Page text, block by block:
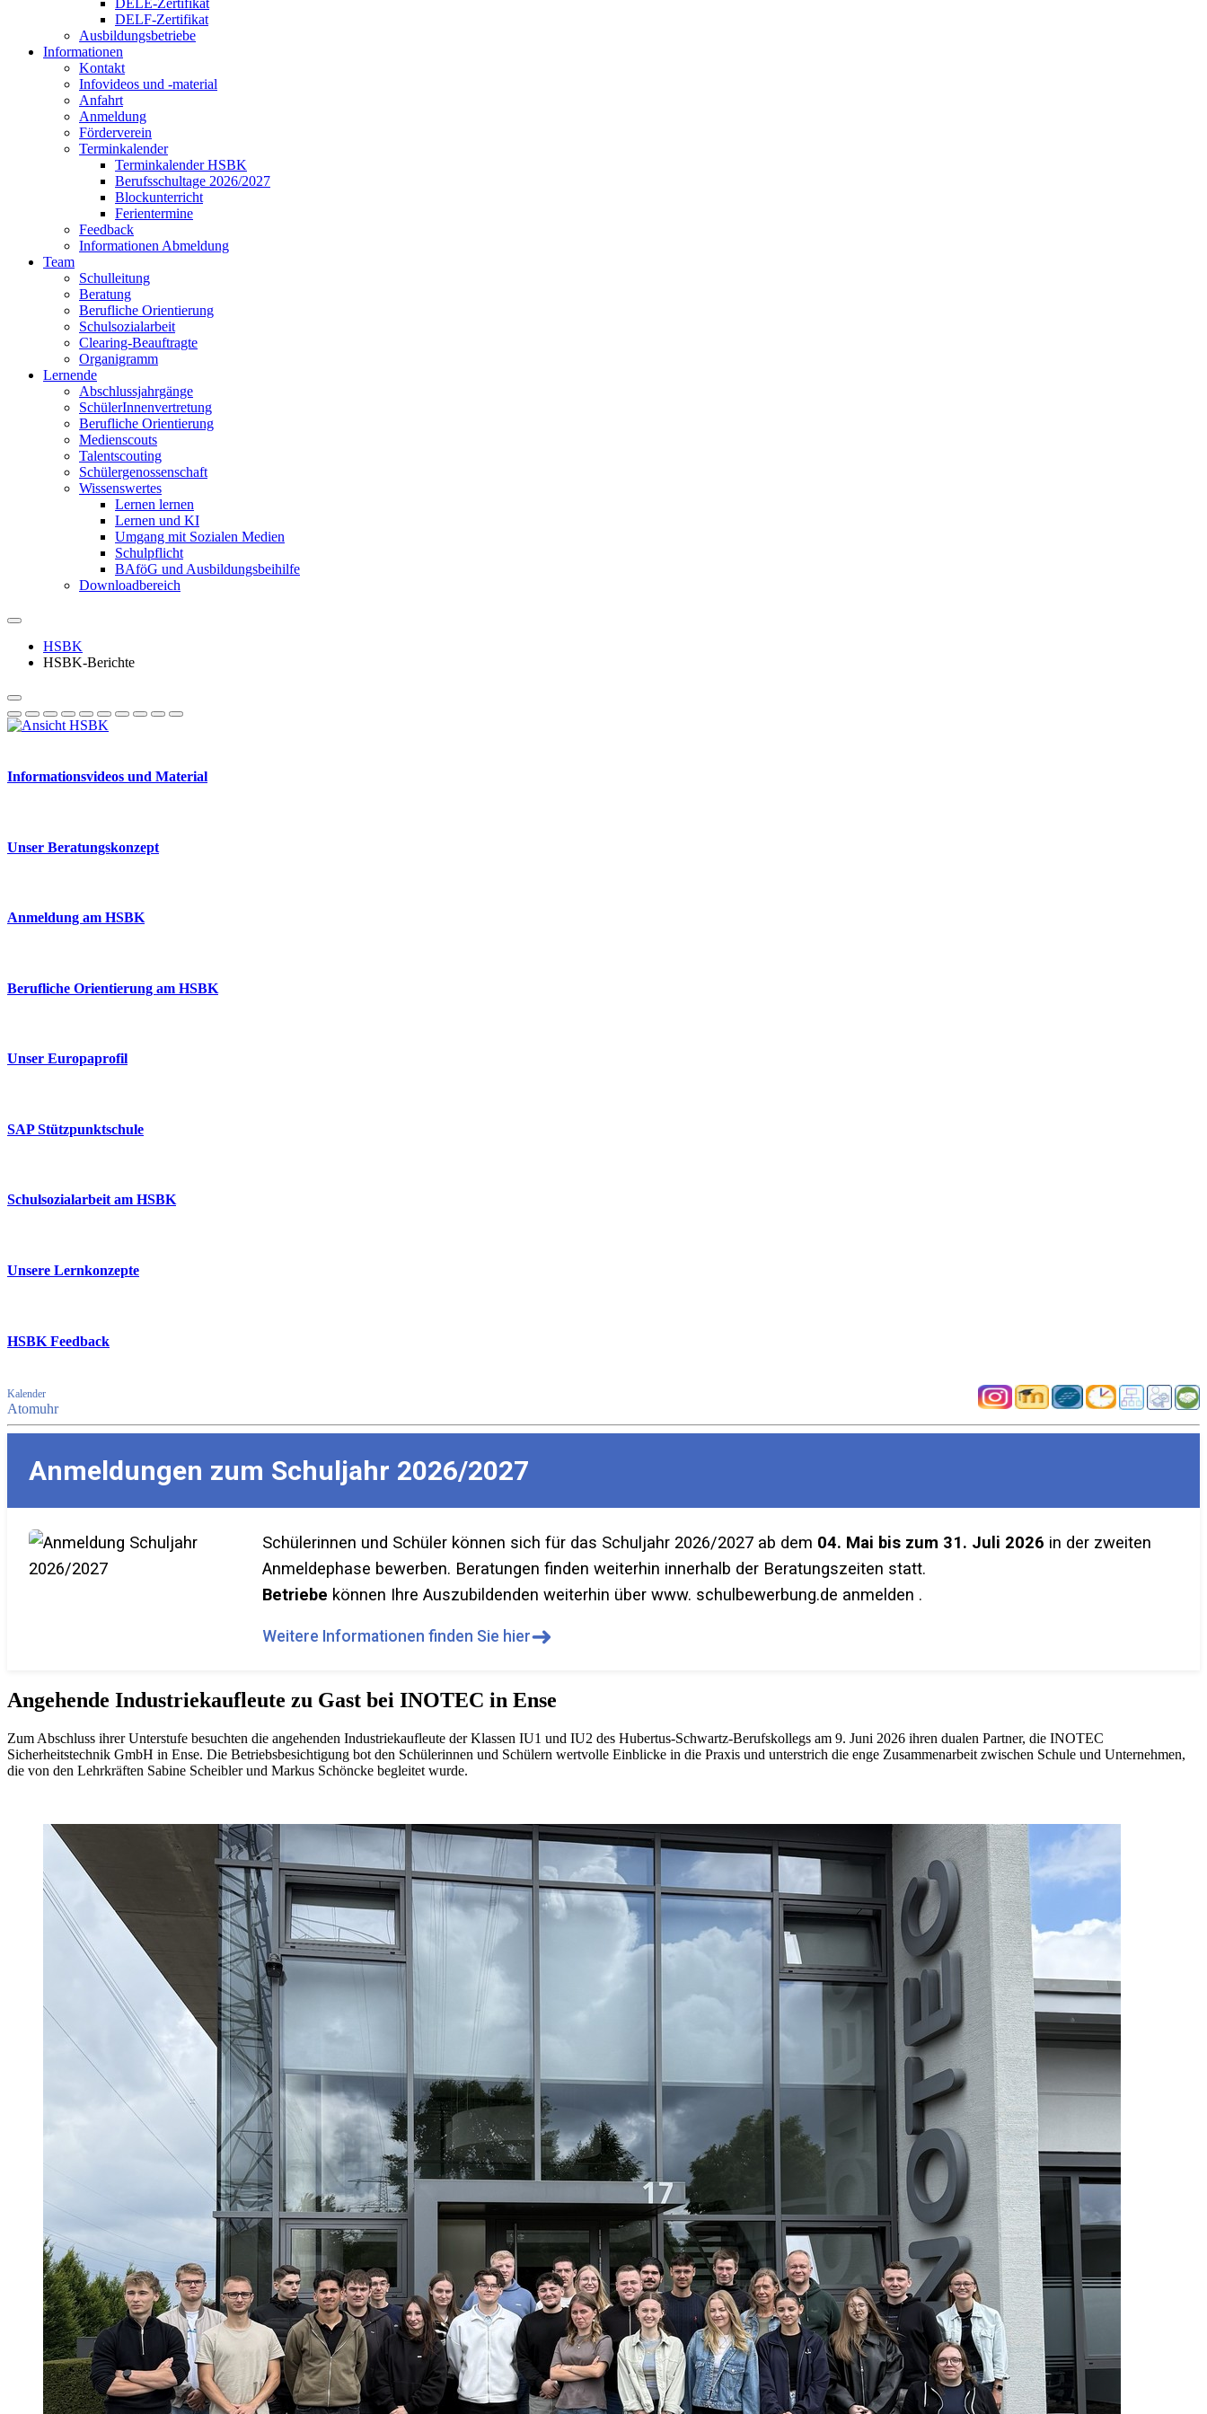
DELE-Zertifikat
DELF-Zertifikat
Ausbildungsbetriebe
Informationen
Kontakt
Infovideos und -material
Anfahrt
Anmeldung
Förderverein
Terminkalender
Terminkalender HSBK
Berufsschultage 2026/2027
Blockunterricht
Ferientermine
Feedback
Informationen Abmeldung
Team
Schulleitung
Beratung
Berufliche Orientierung
Schulsozialarbeit
Clearing-Beauftragte
Organigramm
Lernende
Abschlussjahrgänge
SchülerInnenvertretung
Berufliche Orientierung
Medienscouts
Talentscouting
Schüler­genossen­schaft
Wissenswertes
Lernen lernen
Lernen und KI
Umgang mit Sozialen Medien
Schulpflicht
BAföG und Ausbildungsbeihilfe
Downloadbereich
HSBK
HSBK-Berichte
Informationsvideos und Material
Unser Beratungskonzept
Anmeldung am HSBK
Berufliche Orientierung am HSBK
Unser Europaprofil
SAP Stützpunktschule
Schulsozialarbeit am HSBK
Unsere Lernkonzepte
HSBK Feedback
Kalender
Atomuhr
Anmeldungen zum Schuljahr 2026/2027
Schülerinnen und Schüler können sich für das Schuljahr 2026/2027 ab dem 04. Mai bis zum 31. Juli 2026 in der zweiten
Anmeldephase bewerben. Beratungen finden weiterhin innerhalb der Beratungszeiten statt.
Betriebe können Ihre Auszubildenden weiterhin über www. schulbewerbung.de anmelden .
Weitere Informationen finden Sie hier➜
Angehende Industriekaufleute zu Gast bei INOTEC in Ense
Zum Abschluss ihrer Unterstufe besuchten die angehenden Industriekaufleute der Klassen IU1 und IU2 des Hubertus-Schwartz-Berufskollegs am 9. Juni 2026 ihren dualen Partner, die INOTEC
Sicherheitstechnik GmbH in Ense. Die Betriebsbesichtigung bot den Schülerinnen und Schülern wertvolle Einblicke in die Praxis und unterstrich die enge Zusammenarbeit zwischen Schule und Unternehmen,
die von den Lehrkräften Sabine Scheibler und Markus Schöncke begleitet wurde.